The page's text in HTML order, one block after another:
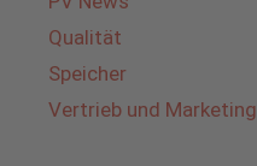
Qualität
Speicher
Vertrieb und Marketing